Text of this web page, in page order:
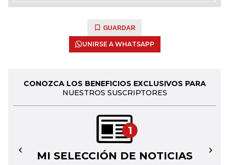
GUARDAR
UNIRSE A WHATSAPP
CONOZCA LOS BENEFICIOS EXCLUSIVOS PARA
NUESTROS SUSCRIPTORES
1
MI SELECCIÓN DE NOTICIAS
← →